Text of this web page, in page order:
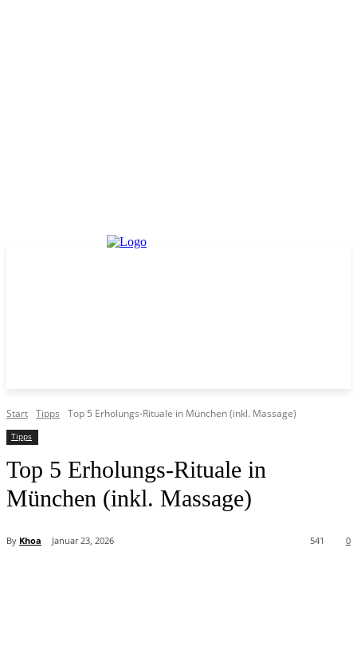
Start Tipps Top 5 Erholungs-Rituale in München (inkl. Massage)
Tipps
Top 5 Erholungs-Rituale in
München (inkl. Massage)
By Khoa Januar 23, 2026 0
541